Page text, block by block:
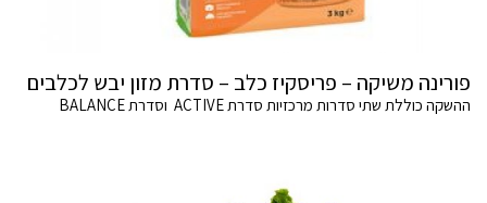
פורינה משיקה – פריסקיז כלב – סדרת מזון יבש לכלבים
ההשקה כוללת שתי סדרות מרכזיות סדרת ACTIVE וסדרת BALANCE